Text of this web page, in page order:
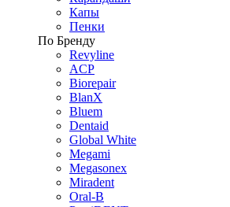
Капы
Пенки
По Бренду
Revyline
ACP
Biorepair
BlanX
Bluem
Dentaid
Global White
Megami
Megasonex
Miradent
Oral-B